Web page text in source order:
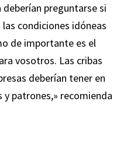
preguntarse si
condiciones idóneas
de importante es el
vosotros. Las cribas
deberían tener en
patrones,» recomienda